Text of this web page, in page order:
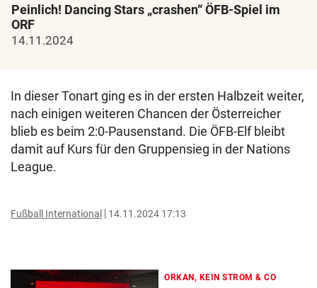
Peinlich! Dancing Stars „crashen“ ÖFB-Spiel im
ORF
14.11.2024
In dieser Tonart ging es in der ersten Halbzeit weiter,
nach einigen weiteren Chancen der Österreicher
blieb es beim 2:0-Pausenstand. Die ÖFB-Elf bleibt
damit auf Kurs für den Gruppensieg in der Nations
League.
Fußball International 14.11.2024 17:13
ORKAN, KEIN STROM & CO